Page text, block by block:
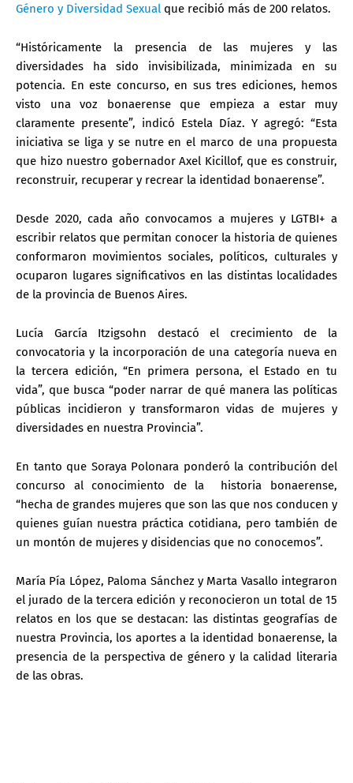
Género y Diversidad Sexual que recibió más de 200 relatos.
“Históricamente la presencia de las mujeres y las
diversidades ha sido invisibilizada, minimizada en su
potencia. En este concurso, en sus tres ediciones, hemos
visto una voz bonaerense que empieza a estar muy
claramente presente”, indicó Estela Díaz. Y agregó: “Esta
iniciativa se liga y se nutre en el marco de una propuesta
que hizo nuestro gobernador Axel Kicillof, que es construir,
reconstruir, recuperar y recrear la identidad bonaerense”.
Desde 2020, cada año convocamos a mujeres y LGTBI+ a
escribir relatos que permitan conocer la historia de quienes
conformaron movimientos sociales, políticos, culturales y
ocuparon lugares significativos en las distintas localidades
de la provincia de Buenos Aires.
Lucía García Itzigsohn destacó el crecimiento de la
convocatoria y la incorporación de una categoría nueva en
la tercera edición, “En primera persona, el Estado en tu
vida”, que busca “poder narrar de qué manera las políticas
públicas incidieron y transformaron vidas de mujeres y
diversidades en nuestra Provincia”.
En tanto que Soraya Polonara ponderó la contribución del
concurso al conocimiento de la historia bonaerense,
“hecha de grandes mujeres que son las que nos conducen y
quienes guían nuestra práctica cotidiana, pero también de
un montón de mujeres y disidencias que no conocemos”.
María Pía López, Paloma Sánchez y Marta Vasallo integraron
el jurado de la tercera edición y reconocieron un total de 15
relatos en los que se destacan: las distintas geografías de
nuestra Provincia, los aportes a la identidad bonaerense, la
presencia de la perspectiva de género y la calidad literaria
de las obras.